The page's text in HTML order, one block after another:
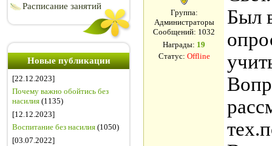
Расписание занятий
Новые публикации
[22.12.2023]
Почему важно обойтись без
насилия (1135)
[12.12.2023]
Воспитание без насилия (1050)
[03.07.2022]
Группа:
Администраторы
Сообщений: 1032
Награды: 19
Статус: Offline
Был